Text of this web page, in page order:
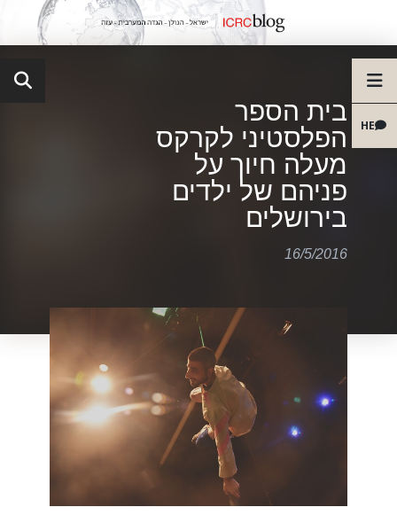
HE
בית הספר
הפלסטיני לקרקס
מעלה חיוך על
פניהם של ילדים
בירושלים
16/5/2016